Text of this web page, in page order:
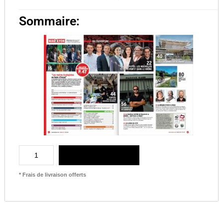
Sommaire:
* Frais de livraison offerts